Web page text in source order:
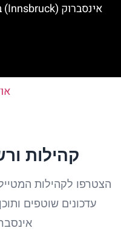
אינסברוק (Innsbruck) בתי קפה מומלצים
קהילות
הצטרפו לקהילות
עדכונים שוטפים